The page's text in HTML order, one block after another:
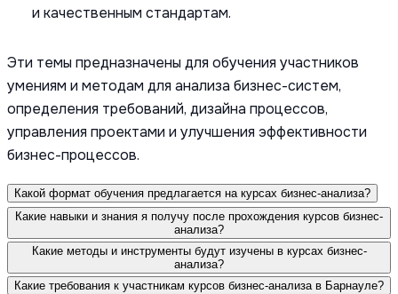
и качественным стандартам.
Эти темы предназначены для обучения участников
умениям и методам для анализа бизнес-систем,
определения требований, дизайна процессов,
управления проектами и улучшения эффективности
бизнес-процессов.
Какой формат обучения предлагается на курсах бизнес-анализа?
Какие навыки и знания я получу после прохождения курсов бизнес-
анализа?
Какие методы и инструменты будут изучены в курсах бизнес-
анализа?
Какие требования к участникам курсов бизнес-анализа в Барнауле?